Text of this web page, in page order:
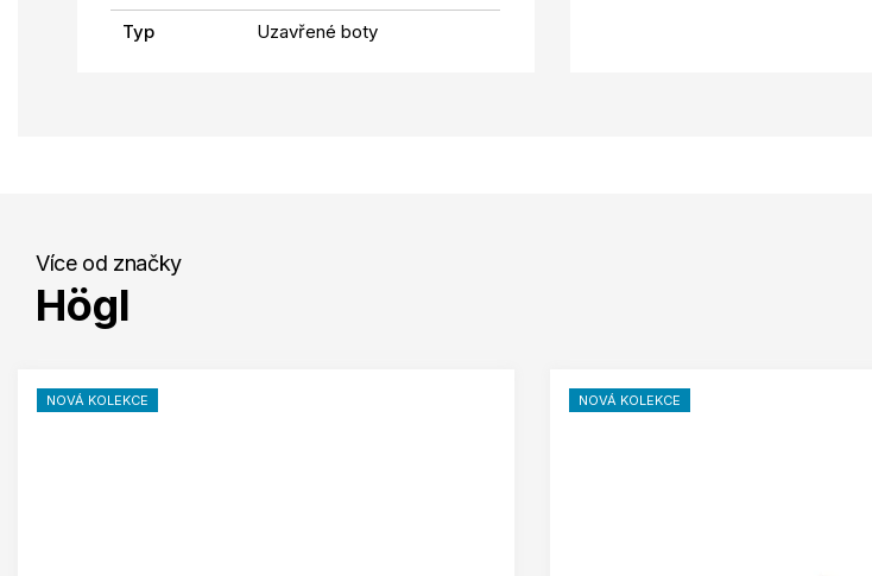
Typ
Uzavřené boty
Více od značky
Högl
NOVÁ KOLEKCE NOVÁ KOLEKCE